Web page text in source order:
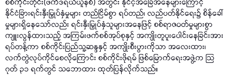
စစ်ကိုင်းတိုင်း(ဖက်ဒရယ်ယူနစ်) အတွင်း နိုင်ငံ့အခြေအနေများကြောင့်
နိုင်ငံခြားရင်းနှီးမြှုပ်နှံမှုများ တည်ငြိမ်စွာ ရပ်တည်၊ လည်ပတ်နိုင်ရေး၌ စိန်ခေါ်
မှုများရှိနေသော်လည်း ရင်းနှီးမြှုပ်နှံသူများအနေဖြင့် စစ်ရာဇဝတ်မှုများစွာ
ကျူးလွန်ထားသည့် အကြမ်းဖက်စစ်အုပ်စုနှင့် အကျိုးတူပူးပေါင်းနေခြင်းအား
ရပ်တန့်ကာ စစ်ကိုင်းပြည်သူ့ဆန္ဒနှင့် အကျိုးစီးပွားကိုသာ အလေးထား၊
လက်တွဲလုပ်ကိုင်စေလိုကြောင်း စစ်ကိုင်းဖိုရမ် ဖြစ်မြောက်ရေးအဖွဲ့က သြ
ဂုတ် ၃၁ ရက်တွင် သဘောထား ထုတ်ပြန်လိုက်သည်။